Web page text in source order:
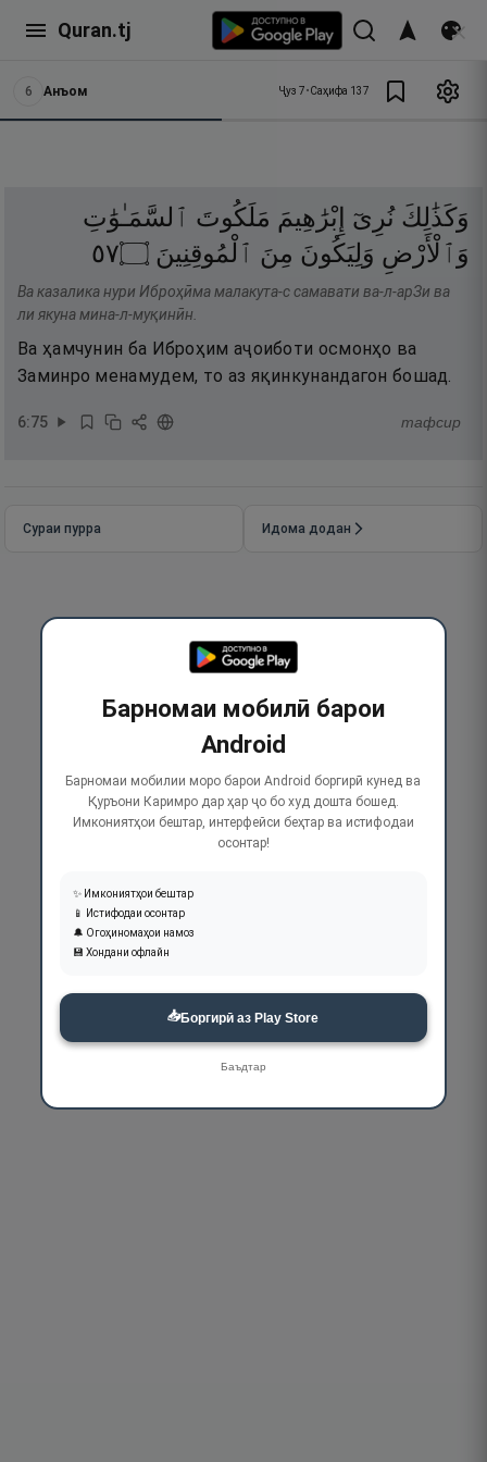
Quran.tj
6 Анъом Ҷуз 7•Саҳифа 137
وَكَذَٰلِكَ نُرِىٓ إِبْرَٰهِيمَ مَلَكُوتَ ٱلسَّمَـٰوَٰتِ
وَٱلْأَرْضِ وَلِيَكُونَ مِنَ ٱلْمُوقِنِينَ ۝٧٥
Ва казалика нури Иброҳӣма малакута-с самавати ва-л-арЗи ва
ли якуна мина-л-муқинӣн.
Ва ҳамчунин ба Иброҳим аҷоиботи осмонҳо ва
Заминро менамудем, то аз яқинкунандагон бошад.
6:75 тафсир
Сураи пурра Идома додан
Барномаи мобилӣ барои
Android
Барномаи мобилии моро барои Android боргирӣ кунед ва
Қуръони Каримро дар ҳар ҷо бо худ дошта бошед.
Имкониятҳои бештар, интерфейси беҳтар ва истифодаи
осонтар!
✨ Имкониятҳои бештар
📱 Истифодаи осонтар
🔔 Огоҳиномаҳои намоз
💾 Хондани офлайн
📥Боргирӣ аз Play Store
Баъдтар